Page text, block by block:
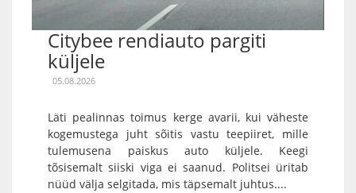
Citybee rendiauto pargiti
küljele
05.08.2026
Läti pealinnas toimus kerge avarii, kui väheste
kogemustega juht sõitis vastu teepiiret, mille
tulemusena paiskus auto küljele. Keegi
tõsisemalt siiski viga ei saanud. Politsei üritab
nüüd välja selgitada, mis täpsemalt juhtus....